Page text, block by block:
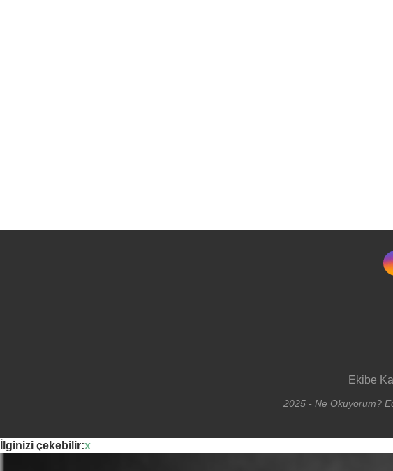
Ekibe
2025 - Ne Okuyorum?
İlginizi çekebilir:x